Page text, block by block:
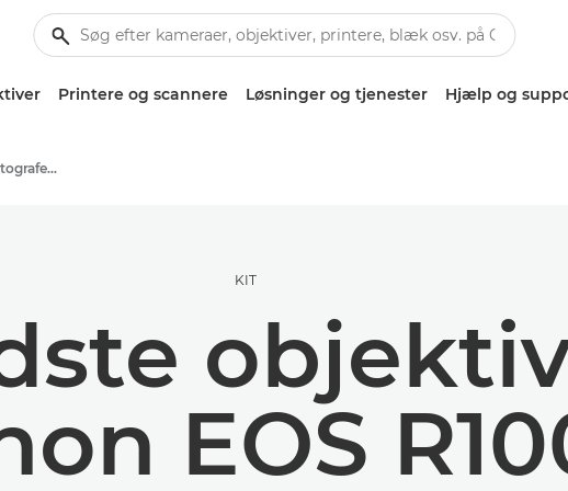
Printere og scannere Løsninger og tjenester Hjælp og
Tips og teknikker til fotografering og print
KIT
EOS